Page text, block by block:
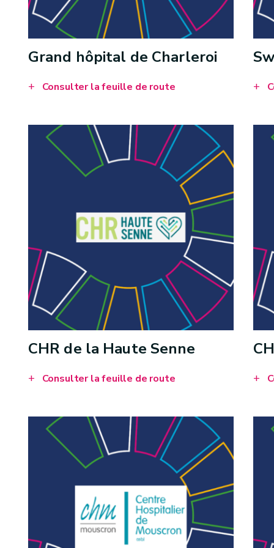
Grand hôpital de Charleroi
Consulter la feuille de route
CHR de la Haute Senne
Consulter la feuille de route